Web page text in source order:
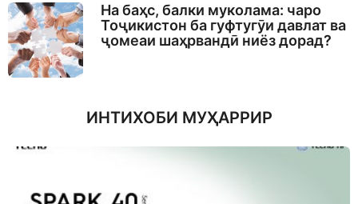
На баҳс, балки муколама: чаро
Тоҷикистон ба гуфтугӯи давлат ва
ҷомеаи шаҳрвандӣ ниёз дорад?
ИНТИХОБИ МУҲАРРИР